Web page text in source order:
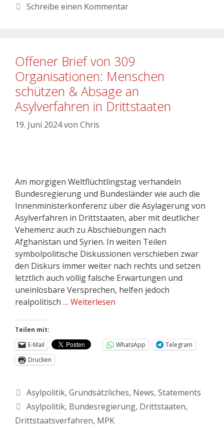
Schreibe einen Kommentar
Offener Brief von 309
Organisationen: Menschen
schützen & Absage an
Asylverfahren in Drittstaaten
19. Juni 2024von Chris
Am morgigen Weltflüchtlingstag verhandeln
Bundesregierung und Bundesländer wie auch die
Innenministerkonferenz über die Asylagerung von
Asylverfahren in Drittstaaten, aber mit deutlicher
Vehemenz auch zu Abschiebungen nach
Afghanistan und Syrien. In weiten Teilen
symbolpolitische Diskussionen verschieben zwar
den Diskurs immer weiter nach rechts und setzen
letztlich auch völlig falsche Erwartungen und
uneinlösbare Versprechen, helfen jedoch
realpolitisch … Weiterlesen
Teilen mit:
E-Mail
WhatsApp
Telegram
Drucken
Asylpolitik, Grundsätzliches, News, Statements
Asylpolitik, Bundesregierung, Drittstaaten,
Drittstaatsverfahren, MPK